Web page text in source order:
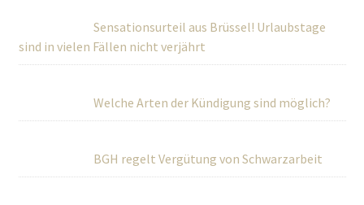
Sensationsurteil aus Brüssel! Urlaubstage
sind in vielen Fällen nicht verjährt
Welche Arten der Kündigung sind möglich?
BGH regelt Vergütung von Schwarzarbeit